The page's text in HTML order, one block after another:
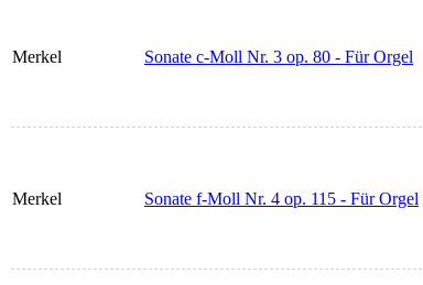
Merkel Sonate c-Moll Nr. 3 op. 80 - Für Orgel
Merkel Sonate f-Moll Nr. 4 op. 115 - Für Orgel